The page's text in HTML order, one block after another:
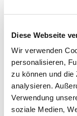
Diese Webseite
Wir verwenden
personalisieren,
zu können und die
analysieren.
Verwendung
soziale Medien,